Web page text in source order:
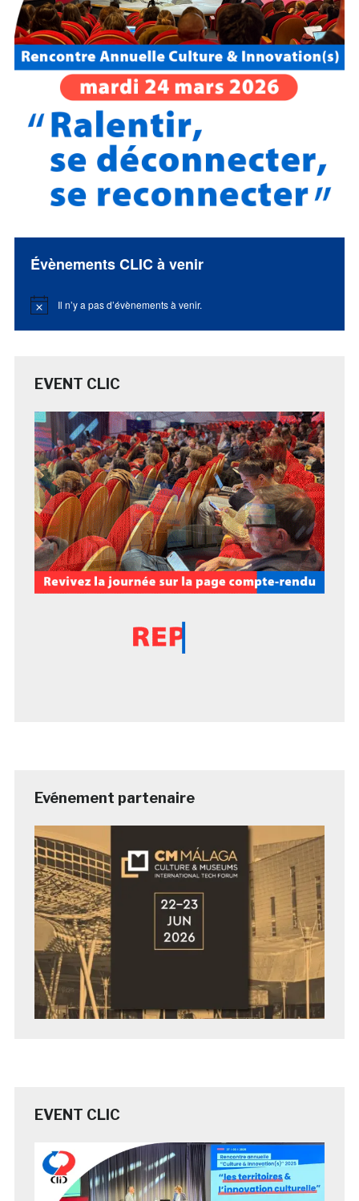
Évènements CLIC à venir
Notice Il n’y a pas d’évènements à venir.
EVENT CLIC
Evénement partenaire
EVENT CLIC